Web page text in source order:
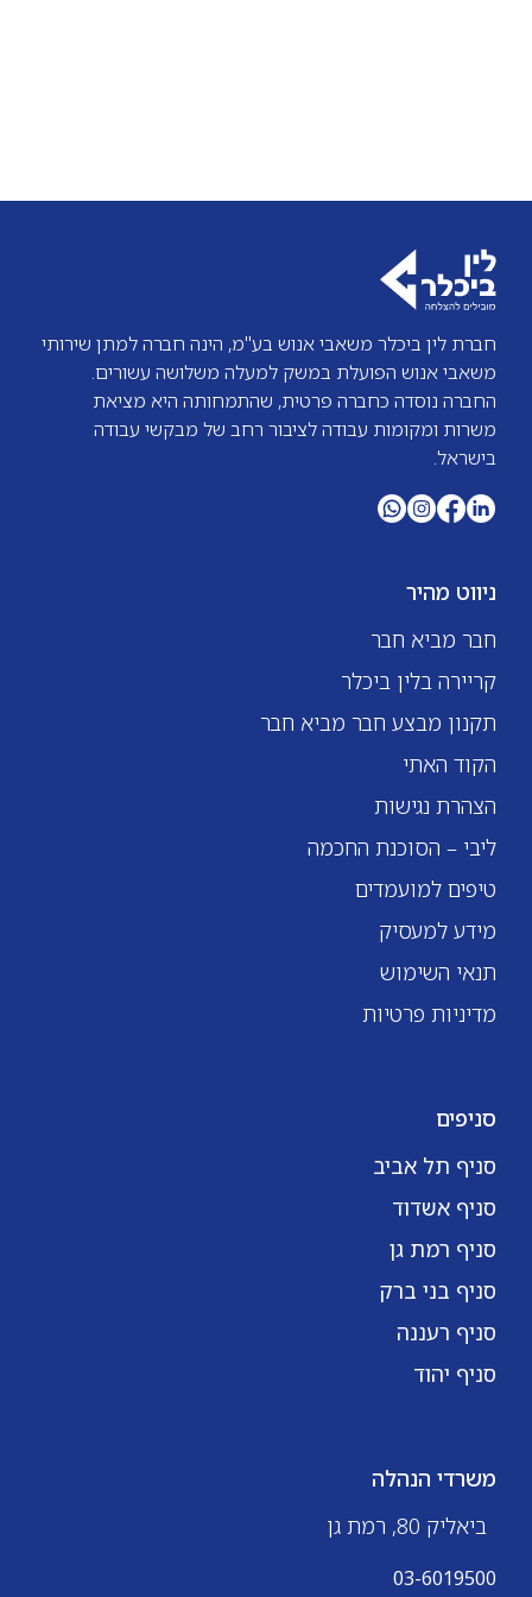
חברת לין ביכלר משאבי אנוש בע"מ, הינה חברה למתן שירותי
משאבי אנוש הפועלת במשק למעלה משלושה עשורים.
החברה נוסדה כחברה פרטית, שהתמחותה היא מציאת
משרות ומקומות עבודה לציבור רחב של מבקשי עבודה
בישראל.
ניווט מהיר
חבר מביא חבר
קריירה בלין ביכלר
תקנון מבצע חבר מביא חבר
הקוד האתי
הצהרת נגישות
ליבי – הסוכנת החכמה
טיפים למועמדים
מידע למעסיק
תנאי השימוש
מדיניות פרטיות
סניפים
סניף תל אביב
סניף אשדוד
סניף רמת גן
סניף בני ברק
סניף רעננה
סניף יהוד
משרדי הנהלה
ביאליק 80, רמת גן
03-6019500